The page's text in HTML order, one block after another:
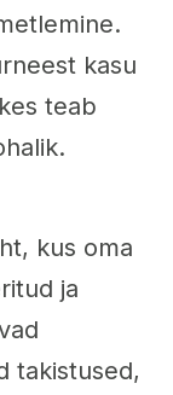
kasu
teab
kus oma
ja
takistused,